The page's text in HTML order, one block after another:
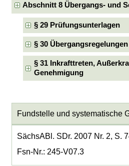
Abschnitt 8 Übergangs- und
§ 29 Prüfungsunterlagen
§ 30 Übergangsregelungen
§ 31 Inkrafttreten,
Genehmigung
Fundstelle und systematische
SächsABl. SDr. 2007 Nr. 2, S.
Fsn-Nr.: 245-V07.3